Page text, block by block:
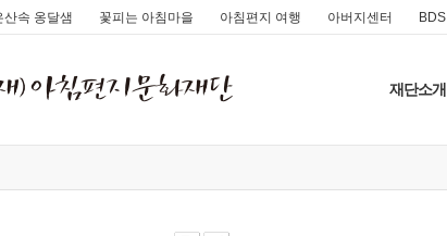
산속 옹달샘 꽃피는 아침마을 아침편지 여행 아버지센터 BDS
재단소개